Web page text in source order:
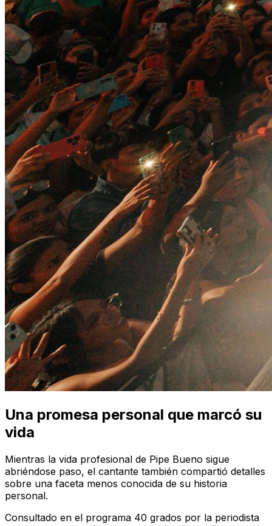
Una promesa personal que marcó su
vida
Mientras la vida profesional de Pipe Bueno sigue
abriéndose paso, el cantante también compartió detalles
sobre una faceta menos conocida de su historia
personal.
Consultado en el programa 40 grados por la periodista